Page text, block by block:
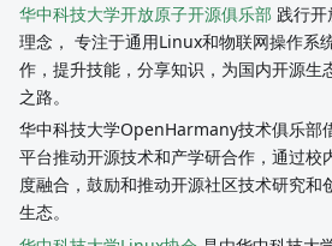
华中科技大学开放原子开源俱乐部 践行
理念， 专注于通用Linux和物联网操作系
作，提升技能，分享知识，为国内开源生
之路。
华中科技大学OpenHarmany技术俱乐
平台推动开源技术和产学研合作，通过校
度融合，鼓励和推动开源社区技术研究和
生态。